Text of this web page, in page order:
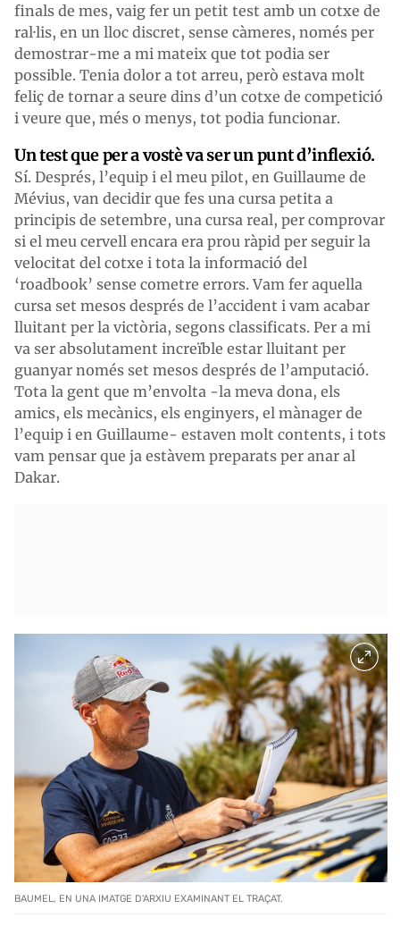
finals de mes, vaig fer un petit test amb un cotxe de
ral·lis, en un lloc discret, sense càmeres, només per
demostrar-me a mi mateix que tot podia ser
possible. Tenia dolor a tot arreu, però estava molt
feliç de tornar a seure dins d’un cotxe de competició
i veure que, més o menys, tot podia funcionar.
Un test que per a vostè va ser un punt d’inflexió.
Sí. Després, l’equip i el meu pilot, en Guillaume de
Mévius, van decidir que fes una cursa petita a
principis de setembre, una cursa real, per comprovar
si el meu cervell encara era prou ràpid per seguir la
velocitat del cotxe i tota la informació del
‘roadbook’ sense cometre errors. Vam fer aquella
cursa set mesos després de l’accident i vam acabar
lluitant per la victòria, segons classificats. Per a mi
va ser absolutament increïble estar lluitant per
guanyar només set mesos després de l’amputació.
Tota la gent que m’envolta -la meva dona, els
amics, els mecànics, els enginyers, el mànager de
l’equip i en Guillaume- estaven molt contents, i tots
vam pensar que ja estàvem preparats per anar al
Dakar.
BAUMEL, EN UNA IMATGE D'ARXIU EXAMINANT EL TRAÇAT.